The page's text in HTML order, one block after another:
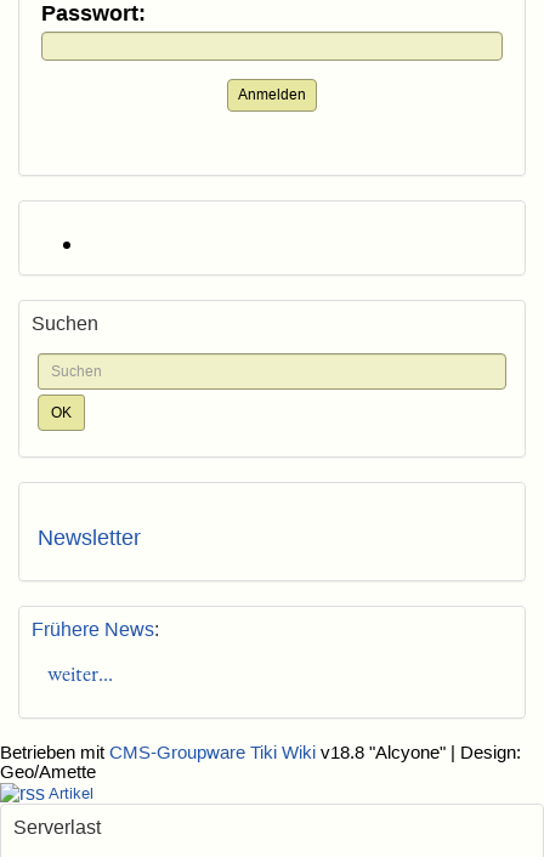
Passwort:
Anmelden
Suchen
Newsletter
Frühere News:
weiter...
Betrieben mit CMS-Groupware Tiki Wiki v18.8 "Alcyone" | Design:
Geo/Amette
Artikel
Serverlast